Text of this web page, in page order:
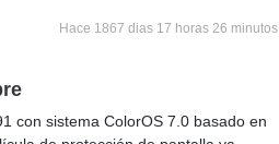
Hace 1867 dias 17 horas 26 minutos
con sistema ColorOS 7.0 basado en